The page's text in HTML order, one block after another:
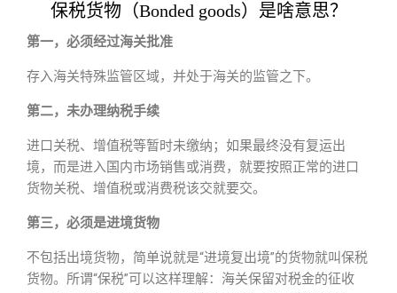
保税货物（Bonded goods）是啥意思？
第一，必须经过海关批准
存入海关特殊监管区域，并处于海关的监管之下。
第二，未办理纳税手续
进口关税、增值税等暂时未缴纳；如果最终没有复运出
境，而是进入国内市场销售或消费，就要按照正常的进口
货物关税、增值税或消费税该交就要交。
第三，必须是进境货物
不包括出境货物，简单说就是“进境复出境”的货物就叫保税
货物。所谓“保税”可以这样理解：海关保留对税金的征收